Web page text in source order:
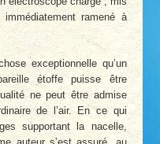
ramené à
exceptionnelle qu’un
étoffe puisse être
ne peut être admise
de l’air. En ce qui
supportant la nacelle,